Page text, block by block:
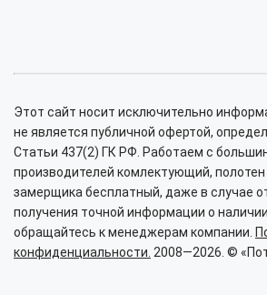
Этот сайт носит исключительно
не является публичной офертой,
Статьи 437(2) ГК РФ. Работаем с
производителей комлектующий,
замерщика бесплатный, даже в случае
получения точной информации о
обращайтесь к менеджерам компании.
конфиденциальности. 2008—2026. ©